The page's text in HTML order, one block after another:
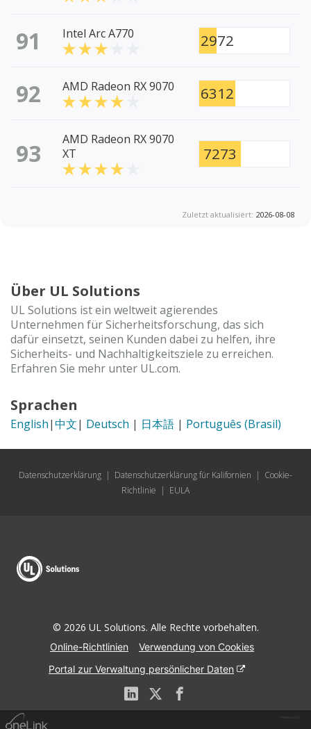
91 Intel Arc A770 2972
92 AMD Radeon RX 9070 6312
93
AMD Radeon RX 9070
XT
7273
Zuletzt aktualisiert: 2026-08-08
Über UL Solutions
UL Solutions ist ein weltweit agierendes
Unternehmen für Sicherheitsforschung, das sich
dafür einsetzt, seinen Kunden dabei zu helfen, ihre
Sicherheits- und Nachhaltigkeitsziele zu erreichen.
Erfahren Sie mehr unter UL.com.
Sprachen
English|中文| Deutsch | 日本語 | Português (Brasil)
Datenschutzerklärung | Datenschutzerklärung für Kalifornien | Cookie-
Richtlinie | EULA
© 2026 UL Solutions. Alle Rechte vorbehalten.
Online-Richtlinien
Verwendung von Cookies
Portal zur Verwaltung persönlicher Daten